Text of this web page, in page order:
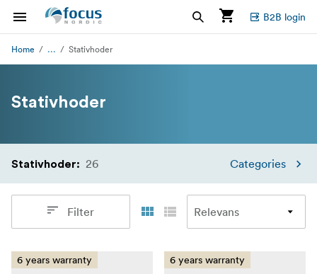
B2B login
Home ... Stativhoder
Stativhoder
Stativhoder: 26 Categories
Filter
6 years warranty 6 years warranty